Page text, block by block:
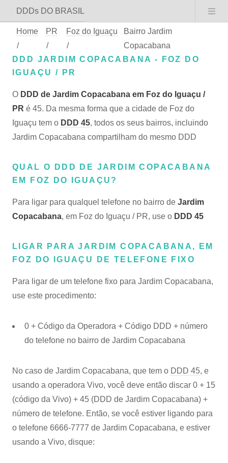
DDDs DO BRASIL
Home
/
PR
/
Foz do Iguaçu
/
Bairro Jardim
Copacabana
DDD JARDIM COPACABANA - FOZ DO
IGUAÇU / PR
O DDD de Jardim Copacabana em Foz do Iguaçu /
PR é 45. Da mesma forma que a cidade de Foz do
Iguaçu tem o DDD 45, todos os seus bairros, incluindo
Jardim Copacabana compartilham do mesmo DDD
QUAL O DDD DE JARDIM COPACABANA
EM FOZ DO IGUAÇU?
Para ligar para qualquel telefone no bairro de Jardim
Copacabana, em Foz do Iguaçu / PR, use o DDD 45
LIGAR PARA JARDIM COPACABANA, EM
FOZ DO IGUAÇU DE TELEFONE FIXO
Para ligar de um telefone fixo para Jardim Copacabana,
use este procedimento:
0 + Código da Operadora + Código DDD + número
do telefone no bairro de Jardim Copacabana
No caso de Jardim Copacabana, que tem o DDD 45, e
usando a operadora Vivo, você deve então discar 0 + 15
(código da Vivo) + 45 (DDD de Jardim Copacabana) +
número de telefone. Então, se você estiver ligando para
o telefone 6666-7777 de Jardim Copacabana, e estiver
usando a Vivo, disque: